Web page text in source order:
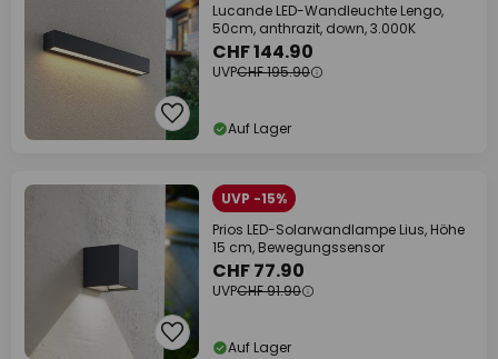
Lucande LED-Wandleuchte Lengo,
50cm, anthrazit, down, 3.000K
CHF 144.90
UVPCHF 195.90
Auf Lager
UVP -15%
Prios LED-Solarwandlampe Lius, Höhe
15 cm, Bewegungssensor
CHF 77.90
UVPCHF 91.90
Auf Lager